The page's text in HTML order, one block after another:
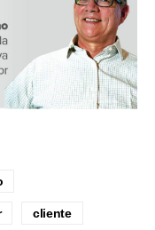
cliente